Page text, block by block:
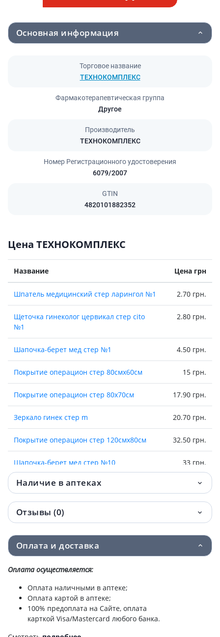
Основная информация
Торговое название
ТЕХНОКОМПЛЕКС
Фармакотерапевтическая группа
Другое
Производитель
ТЕХНОКОМПЛЕКС
Номер Регистрационного удостоверения
6079/2007
GTIN
4820101882352
Цена ТЕХНОКОМПЛЕКС
Название Цена грн
Шпатель медицинский стер ларингол №1 2.70 грн.
Щеточка гинеколог цервикал стер cito
№1
2.80 грн.
Шапочка-берет мед стер №1 4.50 грн.
Покрытие операцион стер 80смх60см 15 грн.
Покрытие операцион стер 80х70см 17.90 грн.
Зеркало гинек стер m 20.70 грн.
Покрытие операцион стер 120смх80см 32.50 грн.
Шапочка-берет мед стер №10 33 грн.
Шорты проктолог стер l 34.20 грн.
Набор гинекол смотр №5
(зерк+салф+перч+бахилы) стер
Набор гинекол смотр №3
(зерк+салф+перч+щетка+бахилы ) стер
Набор гинекол смотр №8 (д/
трансвагинального узд)
Спонж марл мед стер 5см №25
Наличие в аптеках
Отзывы (0)
Оплата и доставка
Оплата осуществляется:
Оплата наличными в аптеке;
Оплата картой в аптеке;
100% предоплата на Сайте, оплата
карткой Visa/Mastercard любого банка.